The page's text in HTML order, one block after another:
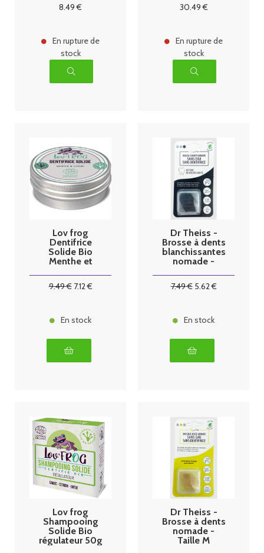
8.49 €
En rupture de
stock
30.49€
En rupture de
stock
Lov frog
Dentifrice
Solide Bio
Menthe et
9.49€ 7.12€
En stock
Dr Theiss -
Brosse à dents
blanchissantes
nomade -
7.49€ 5.62€
En stock
Lov frog
Shampooing
Solide Bio
régulateur 50g
Dr Theiss -
Brosse à dents
nomade -
Taille M